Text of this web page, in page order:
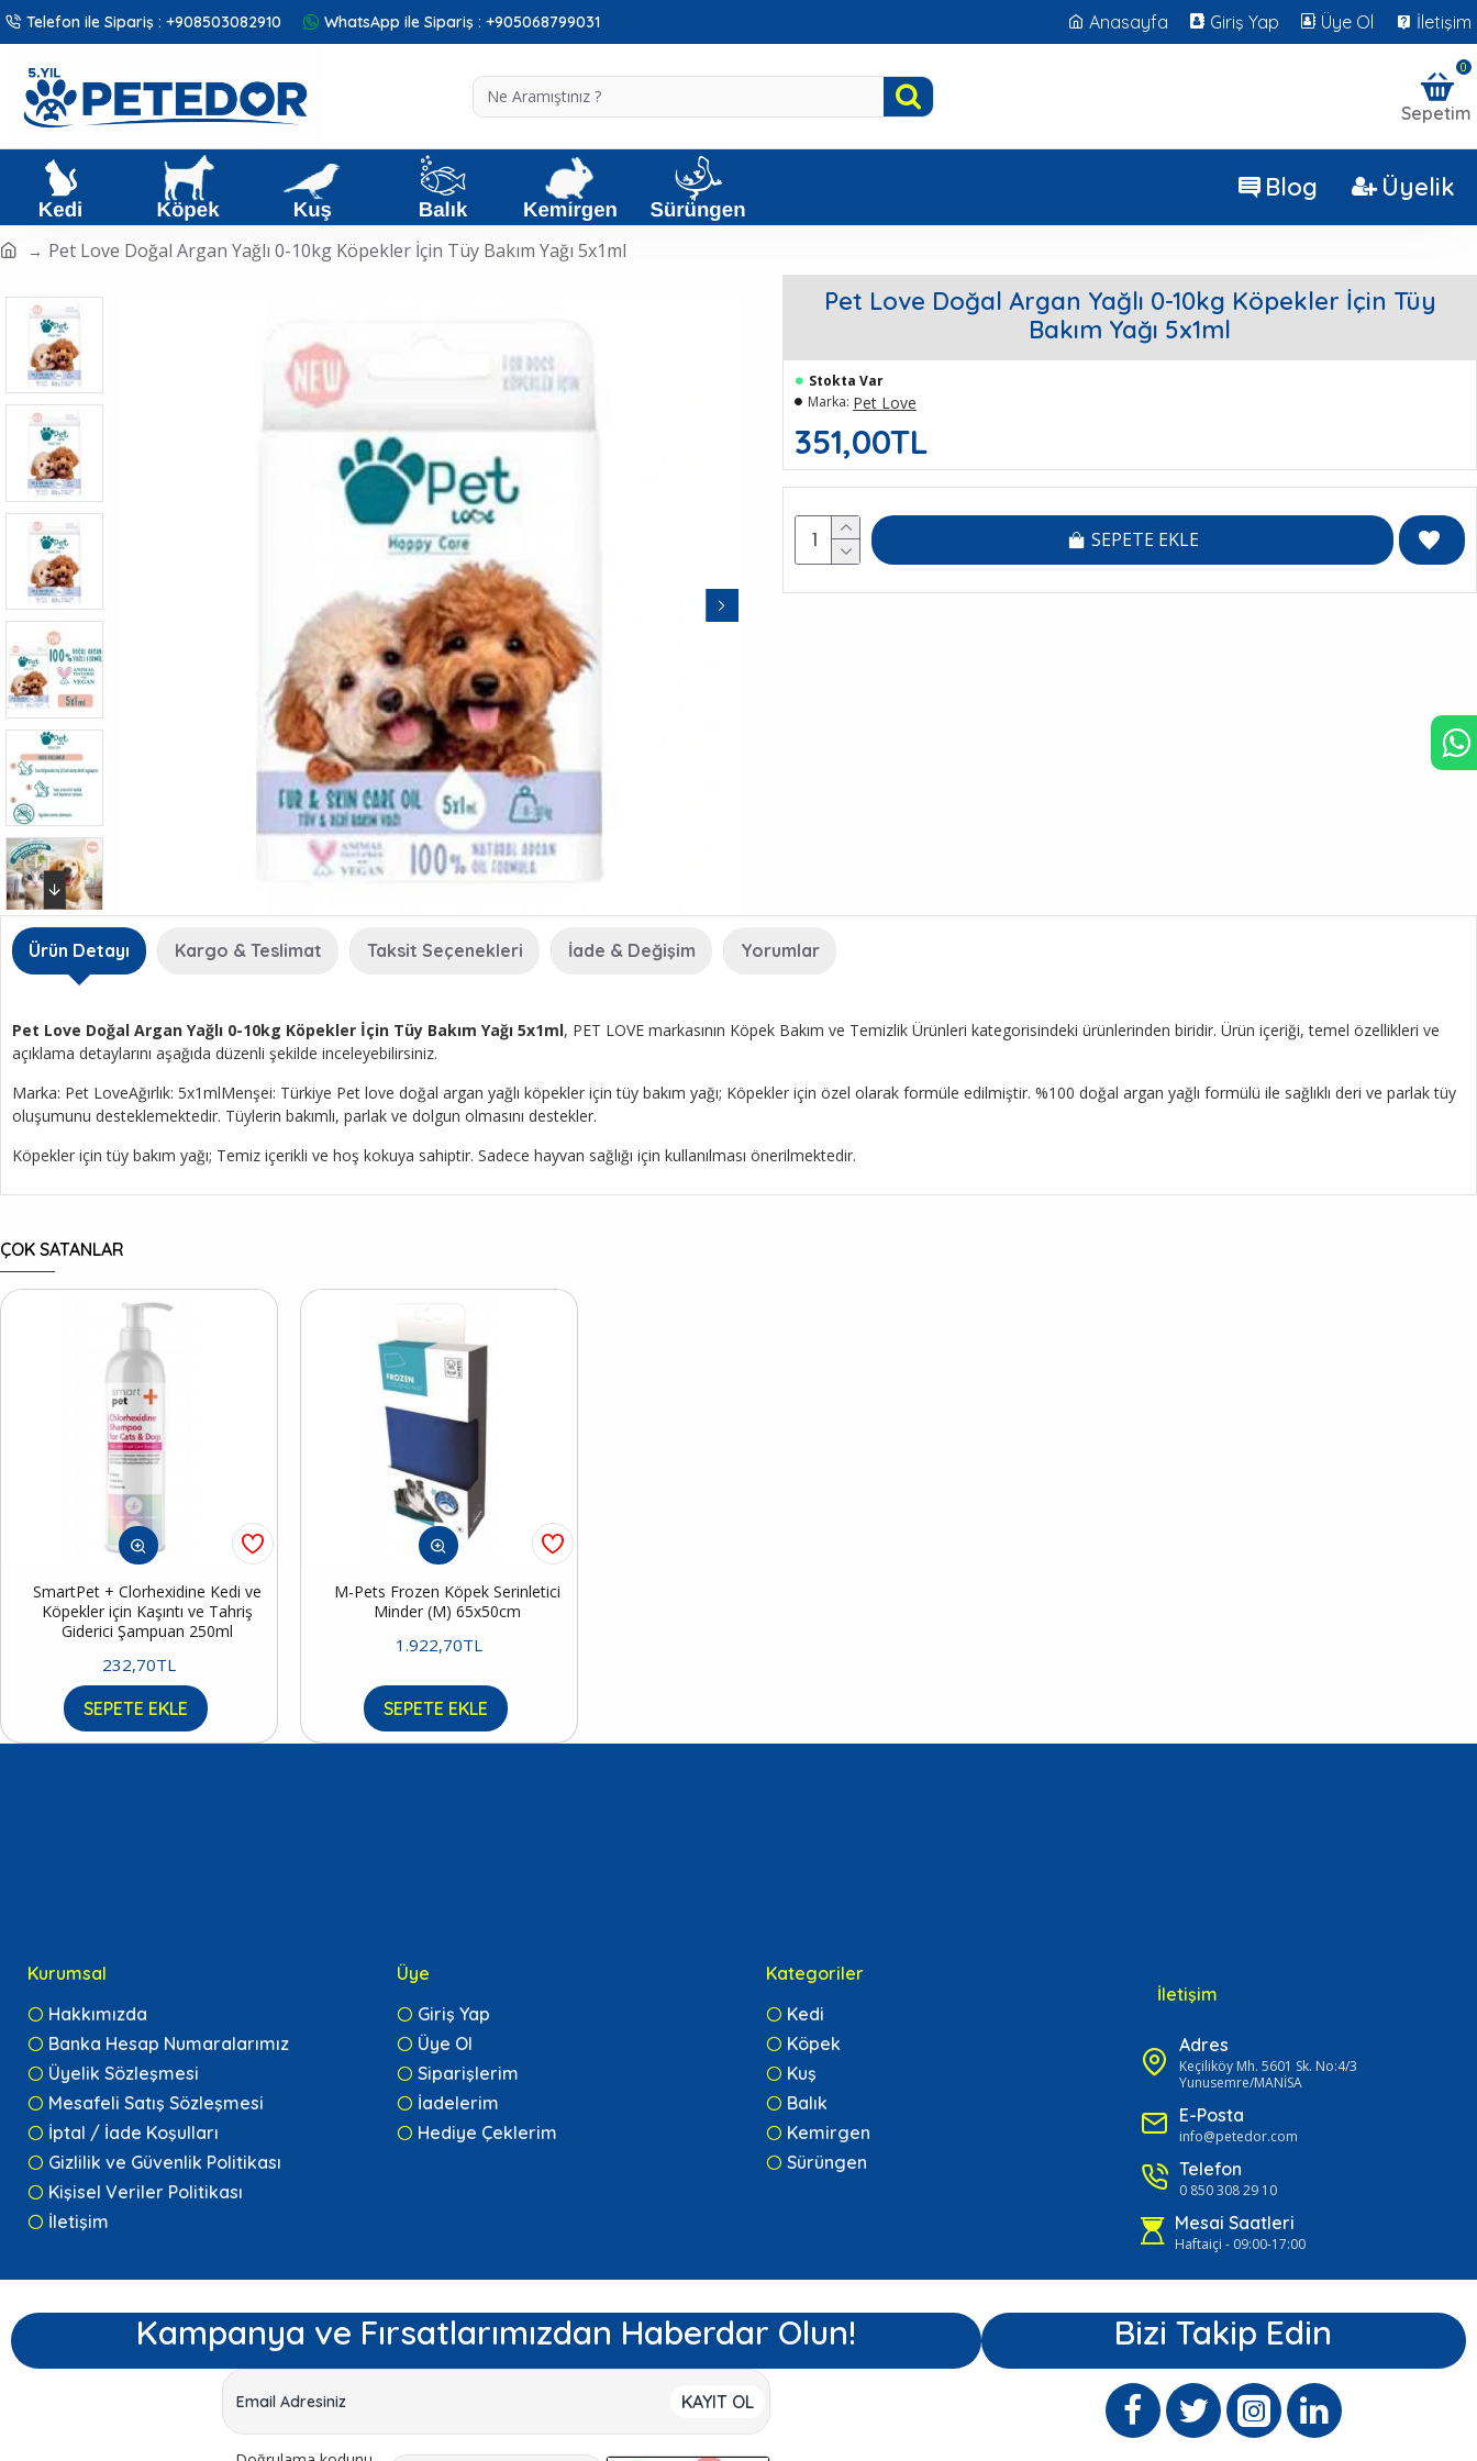
Telefon ile Sipariş : +908503082910 WhatsApp ile Sipariş : +905068799031 Anasayfa Giriş Yap Üye Ol İletişim
Sepetim
0
Blog Üyelik
Pet Love Doğal Argan Yağlı 0-10kg Köpekler İçin Tüy Bakım Yağı 5x1ml
Pet Love Doğal Argan Yağlı 0-10kg Köpekler İçin Tüy
Bakım Yağı 5x1ml
351,00TL
Stokta Var
Marka: Pet Love
SEPETE EKLE
Ürün Detayı Kargo & Teslimat Taksit Seçenekleri İade & Değişim Yorumlar
Pet Love Doğal Argan Yağlı 0-10kg Köpekler İçin Tüy Bakım Yağı 5x1ml, PET LOVE markasının Köpek Bakım ve Temizlik Ürünleri kategorisindeki ürünlerinden biridir. Ürün içeriği, temel özellikleri ve
açıklama detaylarını aşağıda düzenli şekilde inceleyebilirsiniz.
Marka: Pet LoveAğırlık: 5x1mlMenşei: Türkiye Pet love doğal argan yağlı köpekler için tüy bakım yağı; Köpekler için özel olarak formüle edilmiştir. %100 doğal argan yağlı formülü ile sağlıklı deri ve parlak tüy
oluşumunu desteklemektedir. Tüylerin bakımlı, parlak ve dolgun olmasını destekler.
Köpekler için tüy bakım yağı; Temiz içerikli ve hoş kokuya sahiptir. Sadece hayvan sağlığı için kullanılması önerilmektedir.
ÇOK SATANLAR
SmartPet + Clorhexidine Kedi ve
Köpekler için Kaşıntı ve Tahriş
Giderici Şampuan 250ml
232,70TL
SEPETE EKLE
M-Pets Frozen Köpek Serinletici
Minder (M) 65x50cm
1.922,70TL
SEPETE EKLE
Kurumsal
Hakkımızda
Banka Hesap Numaralarımız
Üyelik Sözleşmesi
Mesafeli Satış Sözleşmesi
İptal / İade Koşulları
Gizlilik ve Güvenlik Politikası
Kişisel Veriler Politikası
İletişim
Üye
Giriş Yap
Üye Ol
Siparişlerim
İadelerim
Hediye Çeklerim
Kategoriler
Kedi
Köpek
Kuş
Balık
Kemirgen
Sürüngen
İletişim
Adres
Keçiliköy Mh. 5601 Sk. No:4/3
Yunusemre/MANİSA
E-Posta
info@petedor.com
Telefon
0 850 308 29 10
Mesai Saatleri
Haftaiçi - 09:00-17:00
Kampanya ve Fırsatlarımızdan Haberdar Olun!
KAYIT OL
Bizi Takip Edin